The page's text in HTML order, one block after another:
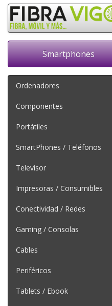
Smartphones
Ordenadores
Componentes
Portátiles
SmartPhones / Teléfonos
Televisor
Impresoras / Consumibles
Conectividad / Redes
Gaming / Consolas
Cables
Periféricos
Tablets / Ebook